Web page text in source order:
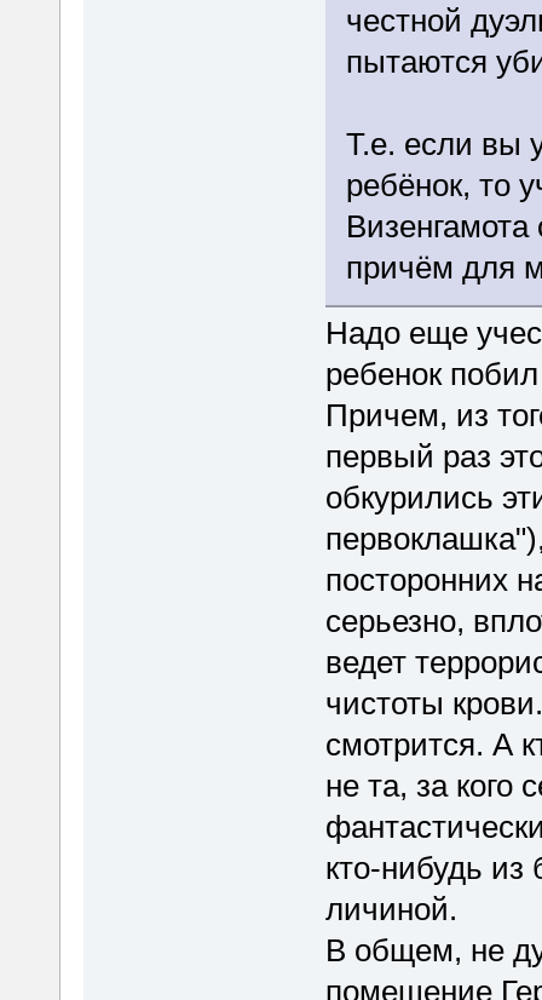
честной
пытаются
Т.е. если вы
ребёнок, то
Визенгамота
причём для
Надо еще
ребенок
Причем, из
первый раз
обкурились
посторонних
серьезно,
ведет
чистоты
смотрится. А
не та, за кого
кто-нибудь
личиной.
В общем, не
помещение